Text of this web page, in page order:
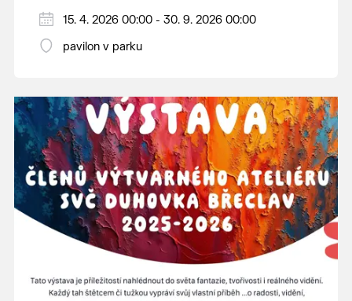
15. 4. 2026 00:00 - 30. 9. 2026 00:00
pavilon v parku